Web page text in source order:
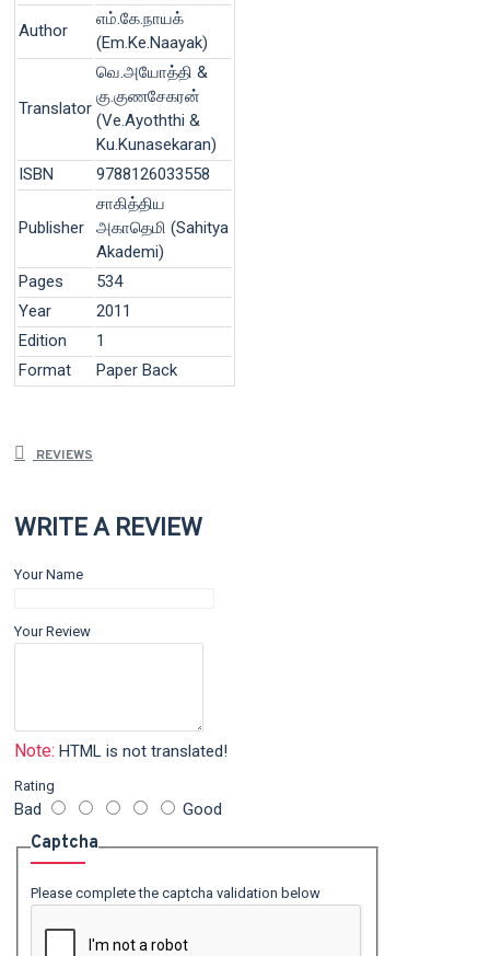
Author
எம்.கே.நாயக்
(Em.Ke.Naayak)
Translator
வெ.அயோத்தி &
கு.குணசேகரன்
(Ve.Ayoththi &
Ku.Kunasekaran)
ISBN
9788126033558
Publisher
சாகித்திய
அகாதெமி (Sahitya
Akademi)
Pages
534
Year
2011
Edition
1
Format
Paper Back
REVIEWS
WRITE A REVIEW
Your Name
Your Review
Note: HTML is not translated!
Rating
Bad Good
Captcha
Please complete the captcha validation below